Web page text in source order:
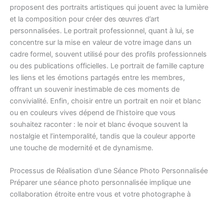
proposent des portraits artistiques qui jouent avec la lumière
et la composition pour créer des œuvres d’art
personnalisées. Le portrait professionnel, quant à lui, se
concentre sur la mise en valeur de votre image dans un
cadre formel, souvent utilisé pour des profils professionnels
ou des publications officielles. Le portrait de famille capture
les liens et les émotions partagés entre les membres,
offrant un souvenir inestimable de ces moments de
convivialité. Enfin, choisir entre un portrait en noir et blanc
ou en couleurs vives dépend de l’histoire que vous
souhaitez raconter : le noir et blanc évoque souvent la
nostalgie et l’intemporalité, tandis que la couleur apporte
une touche de modernité et de dynamisme.
Processus de Réalisation d’une Séance Photo Personnalisée
Préparer une séance photo personnalisée implique une
collaboration étroite entre vous et votre photographe à